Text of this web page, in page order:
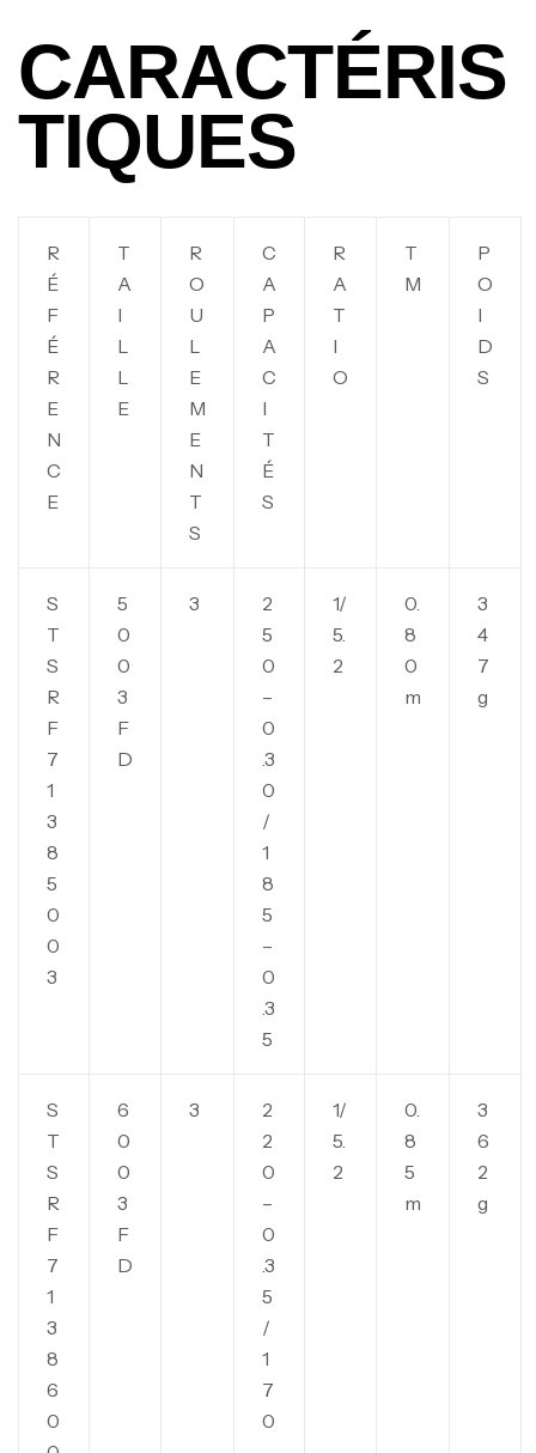
CARACTÉRIS
TIQUES
R
É
F
É
R
E
N
C
E
T
A
I
L
L
E
R
O
U
L
E
M
E
N
T
S
C
A
P
A
C
I
T
É
S
R
A
T
I
O
T
M
P
O
I
D
S
S
T
S
R
F
7
1
3
8
5
0
0
3
5
0
0
3
F
D
3
2
5
0
–
0
.3
0
/
1
8
5
–
0
.3
5
1/
5.
2
0.
8
0
m
3
4
7
g
S
T
S
R
F
7
1
3
8
6
0
6
0
0
3
F
D
3
2
2
0
–
0
.3
5
/
1
7
0
1/
5.
2
0.
8
5
m
3
6
2
g